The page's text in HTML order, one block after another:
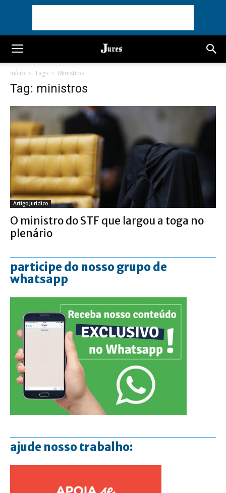
Início Tags Ministros
Tag: ministros
Artigo Jurídico
O ministro do STF que largou a toga no
plenário
participe do nosso grupo de
whatsapp
ajude nosso trabalho: